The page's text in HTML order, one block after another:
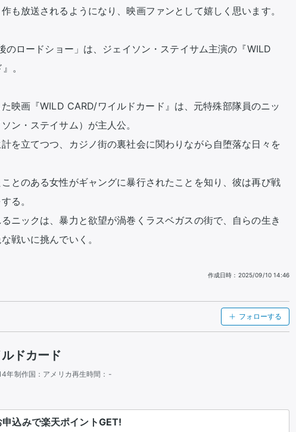
も放送されるようになり、映画ファンとして嬉しく思います。
のロードショー」は、ジェイソン・ステイサム主演の『WILD
。
映画『WILD CARD/ワイルドカード』は、元特殊部隊員のニッ
ン・ステイサム）が主人公。
を立てつつ、カジノ街の裏社会に関わりながら自堕落な日々を
とのある女性がギャングに暴行されたことを知り、彼は再び戦
る。
ニックは、暴力と欲望が渦巻くラスベガスの街で、自らの生き
戦いに挑んでいく。
作成日時 ： 2025/09/10 14:46
フォローする
ドカード
年制作国： アメリカ再生時間： -
込みで楽天ポイントGET!